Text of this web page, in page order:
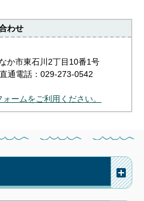
わせ
か市東石川2丁目10番1号
通電話：029-273-0542
ームをご利用ください。